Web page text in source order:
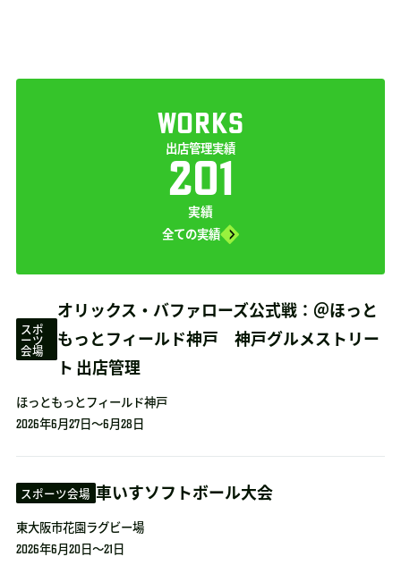
WORKS
出店管理実績
201
実績
全ての実績
スポ
ーツ
会場
オリックス・バファローズ公式戦：＠ほっと
もっとフィールド神戸 神戸グルメストリー
ト 出店管理
ほっともっとフィールド神戸
2026年6月27日～6月28日
スポーツ会場 車いすソフトボール大会
東大阪市花園ラグビー場
2026年6月20日～21日